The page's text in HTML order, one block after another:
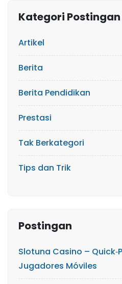
Kategori Postingan
Artikel
Berita
Berita Pendidikan
Prestasi
Tak Berkategori
Tips dan Trik
Postingan
Slotuna Casino –
Jugadores Móviles